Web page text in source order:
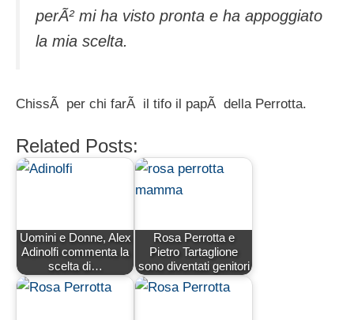
perÃ² mi ha visto pronta e ha appoggiato
la mia scelta.
ChissÃ per chi farÃ il tifo il papÃ della Perrotta.
Related Posts:
Uomini e Donne, Alex
Adinolfi commenta la
scelta di…
Rosa Perrotta e
Pietro Tartaglione
sono diventati genitori